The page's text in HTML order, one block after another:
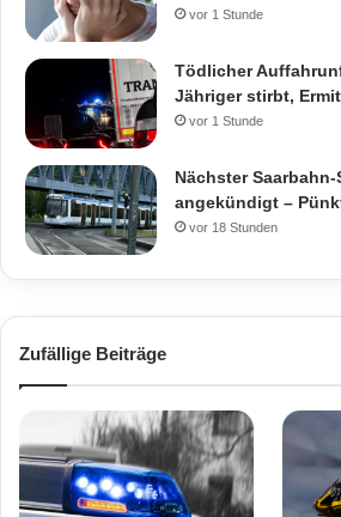
vor 1 Stunde
Tödlicher
Jähriger stirbt,
vor 1 Stunde
Nächster
angekündigt –
vor 18 Stunden
Zufällige Beiträge